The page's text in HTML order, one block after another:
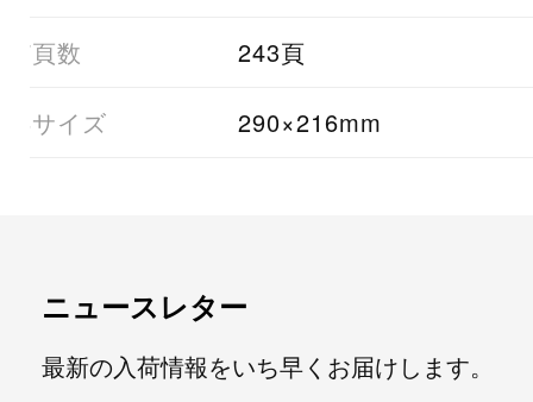
07頁数 243頁
08サイズ 290×216mm
ニュースレター
最新の入荷情報をいち早くお届けします。